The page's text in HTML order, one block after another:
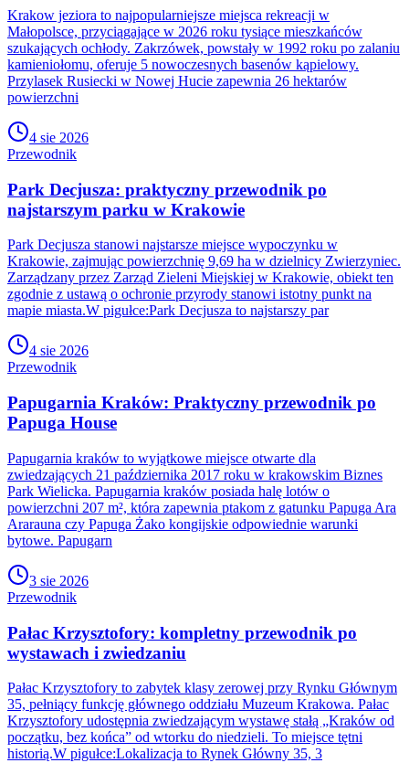
Krakow jeziora to najpopularniejsze miejsca rekreacji w
Małopolsce, przyciągające w 2026 roku tysiące mieszkańców
szukających ochłody. Zakrzówek, powstały w 1992 roku po zalaniu
kamieniołomu, oferuje 5 nowoczesnych basenów kąpielowy.
Przylasek Rusiecki w Nowej Hucie zapewnia 26 hektarów
powierzchni
4 sie 2026
Przewodnik
Park Decjusza: praktyczny przewodnik po
najstarszym parku w Krakowie
Park Decjusza stanowi najstarsze miejsce wypoczynku w
Krakowie, zajmując powierzchnię 9,69 ha w dzielnicy Zwierzyniec.
Zarządzany przez Zarząd Zieleni Miejskiej w Krakowie, obiekt ten
zgodnie z ustawą o ochronie przyrody stanowi istotny punkt na
mapie miasta.W pigułce:Park Decjusza to najstarszy par
4 sie 2026
Przewodnik
Papugarnia Kraków: Praktyczny przewodnik po
Papuga House
Papugarnia kraków to wyjątkowe miejsce otwarte dla
zwiedzających 21 października 2017 roku w krakowskim Biznes
Park Wielicka. Papugarnia kraków posiada halę lotów o
powierzchni 207 m², która zapewnia ptakom z gatunku Papuga Ara
Ararauna czy Papuga Żako kongijskie odpowiednie warunki
bytowe. Papugarn
3 sie 2026
Przewodnik
Pałac Krzysztofory: kompletny przewodnik po
wystawach i zwiedzaniu
Pałac Krzysztofory to zabytek klasy zerowej przy Rynku Głównym
35, pełniący funkcję głównego oddziału Muzeum Krakowa. Pałac
Krzysztofory udostępnia zwiedzającym wystawę stałą „Kraków od
początku, bez końca” od wtorku do niedzieli. To miejsce tętni
historią.W pigułce:Lokalizacja to Rynek Główny 35, 3